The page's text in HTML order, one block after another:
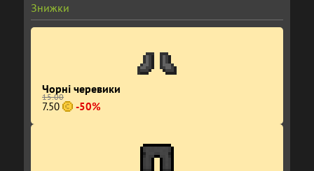
Знижки
Чорні черевики
15.00
7.50 -50%